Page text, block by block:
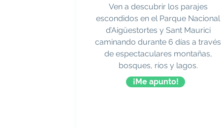
Ven a descubrir los parajes
escondidos en el Parque Nacional
d’Aigüestortes y Sant Maurici
caminando durante 6 días a través
de espectaculares montañas,
bosques, ríos y lagos.
¡Me apunto!